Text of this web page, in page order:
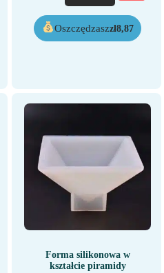
Oszczędzaszzł8,87
Forma silikonowa w
kształcie piramidy